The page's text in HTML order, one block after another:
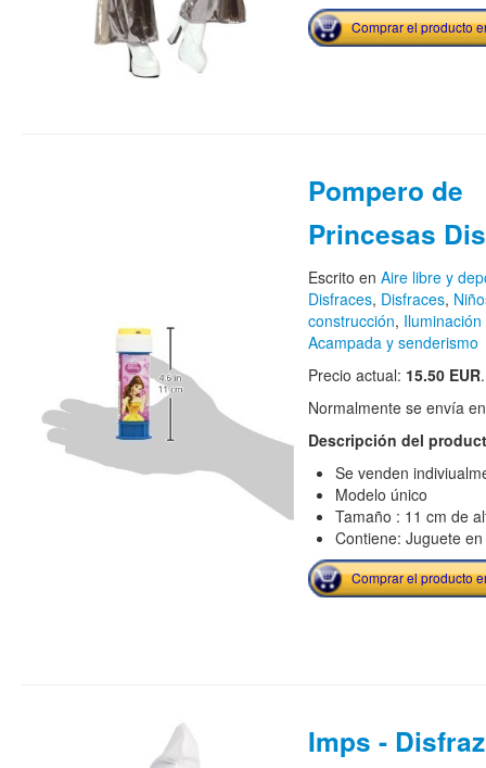
Comprar el producto
Pompero de
Princesas
Escrito en Aire libre y
Disfraces, Disfraces,
construcción,
Acampada y senderismo
Precio actual: 15.50 EUR.
Normalmente se envía
Descripción del
Se venden
Modelo único
Tamaño : 11 cm de
Contiene: Juguete
Comprar el producto
Imps -